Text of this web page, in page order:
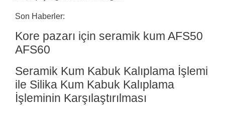
Son Haberler:
Kore pazarı için seramik kum AFS50
AFS60
Seramik Kum Kabuk Kalıplama İşlemi
ile Silika Kum Kabuk Kalıplama
İşleminin Karşılaştırılması